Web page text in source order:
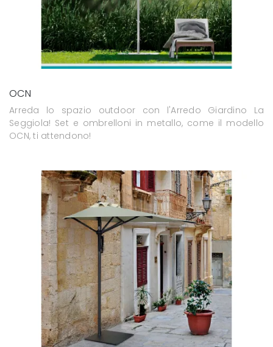
OCN
Arreda lo spazio outdoor con l'Arredo Giardino La
Seggiola! Set e ombrelloni in metallo, come il modello
OCN, ti attendono!